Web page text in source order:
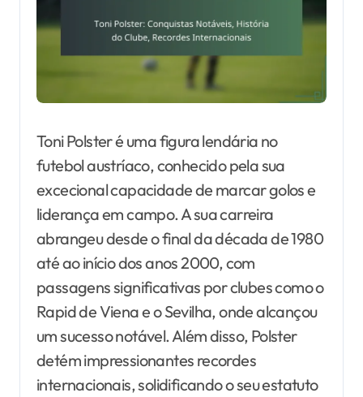
Toni Polster é uma figura lendária no
futebol austríaco, conhecido pela sua
excecional capacidade de marcar golos e
liderança em campo. A sua carreira
abrangeu desde o final da década de 1980
até ao início dos anos 2000, com
passagens significativas por clubes como o
Rapid de Viena e o Sevilha, onde alcançou
um sucesso notável. Além disso, Polster
detém impressionantes recordes
internacionais, solidificando o seu estatuto